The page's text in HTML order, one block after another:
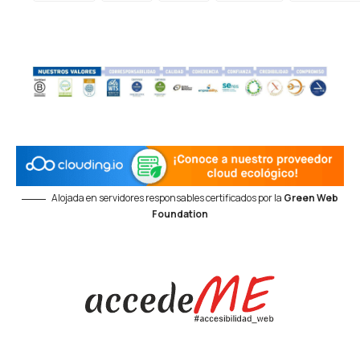
Alojada en servidores responsables certificados por la Green Web
Foundation